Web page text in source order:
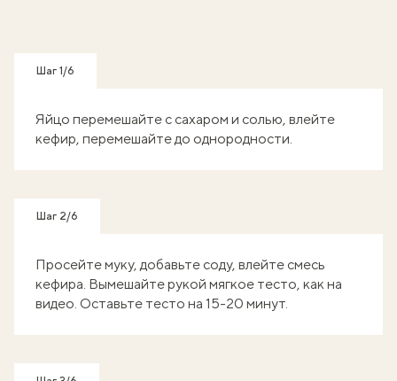
Шаг 1/6
Яйцо перемешайте с сахаром и солью, влейте
кефир, перемешайте до однородности.
Шаг 2/6
Просейте муку, добавьте соду, влейте смесь
кефира. Вымешайте рукой мягкое тесто, как на
видео. Оставьте тесто на 15-20 минут.